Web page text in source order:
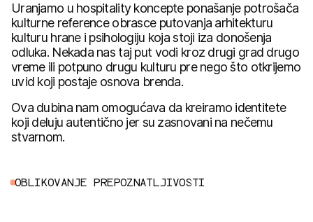
Uranjamo u hospitality koncepte ponašanje potrošača
kulturne reference obrasce putovanja arhitekturu
kulturu hrane i psihologiju koja stoji iza donošenja
odluka. Nekada nas taj put vodi kroz drugi grad drugo
vreme ili potpuno drugu kulturu pre nego što otkrijemo
uvid koji postaje osnova brenda.
Ova dubina nam omogućava da kreiramo identitete
koji deluju autentično jer su zasnovani na nečemu
stvarnom.
OB LI KOVANJ E P RE POZ NAT LJIVOSTI